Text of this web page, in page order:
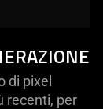
di pixel
recenti, per